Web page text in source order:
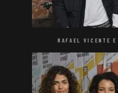
RAFAEL VICENTE